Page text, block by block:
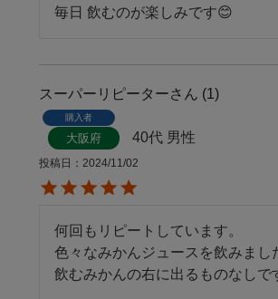
スーパーリピーター 1
購入者
大阪府 40代 男性
投稿日 2024/11/02
何回もリピートしています。
色々なみかんジュースを飲みまし
飲むみかんの右に出るものなしで